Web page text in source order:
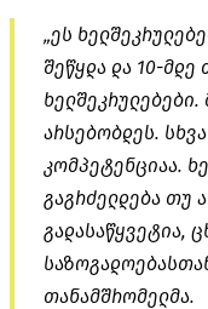
„ეს
შეწყდა და 10-
არსებობდეს.
კომპეტენციაა.
გაგრძელდება თუ
გადასაწყვეტია,
თანამშრომელმა.